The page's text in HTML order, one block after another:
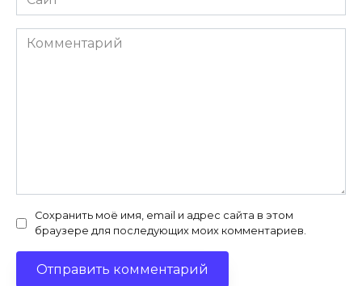
Комментарий
Сохранить моё имя, email и адрес сайта в этом
браузере для последующих моих комментариев.